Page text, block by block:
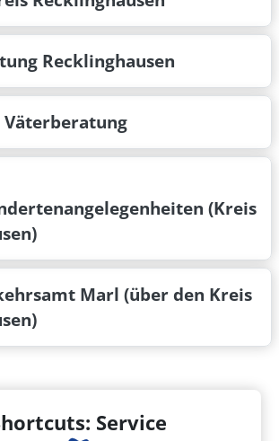
Recklinghausen
(Kreis
Marl (über den Kreis
Service